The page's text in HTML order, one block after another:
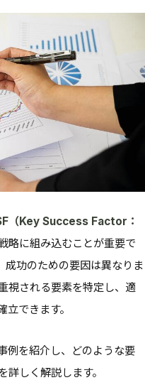
（Key Success Factor：
略に組み込むことが重要で
成功のための要因は異なりま
視される要素を特定し、適
できます。
例を紹介し、どのような要
しく解説します。